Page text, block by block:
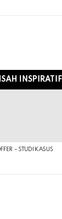
INSPIRATIF
– STUDI KASUS